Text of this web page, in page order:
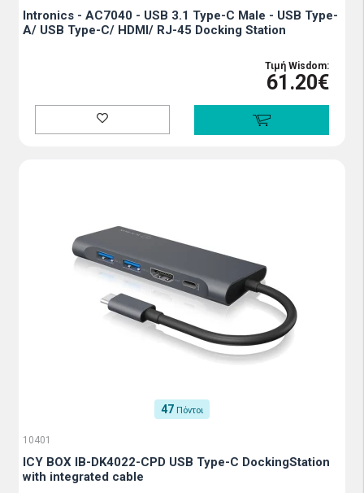
Intronics - AC7040 - USB 3.1 Type-C Male - USB Type-
A/ USB Type-C/ HDMI/ RJ-45 Docking Station
Τιμή Wisdom:
61.20€
47 Πόντοι
10401
ICY BOX IB-DK4022-CPD USB Type-C DockingStation
with integrated cable